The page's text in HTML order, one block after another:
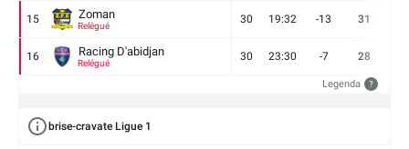
15 Zoman
Relégué
30 19:32 -13 31
16 Racing D'abidjan
Relégué
30 23:30 -7 28
Legenda ?
brise-cravate Ligue 1